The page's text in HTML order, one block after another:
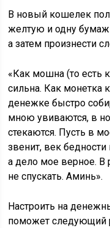
В новый кошелек
желтую и одну
а затем произнести
«Как мошна (то есть
сильна. Как монетка
денежке быстро
мною увиваются, в
стекаются. Пусть в
звенит, век
а дело мое верное. В
не спускать. Аминь».
Настроить на
поможет следующий